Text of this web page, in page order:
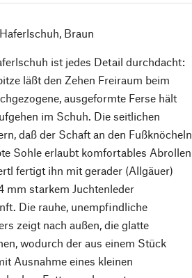
Haferlschuh, Braun
ist jedes Detail durchdacht:
läßt den Zehen Freiraum beim
ausgeformte Ferse hält
im Schuh. Die seitlichen
daß der Schaft an den Fußknöcheln
Sohle erlaubt komfortables Abrollen
fertigt ihn mit gerader (Allgäuer)
mm starkem Juchtenleder
Die rauhe, unempfindliche
zeigt nach außen, die glatte
wodurch der aus einem Stück
Ausnahme eines kleinen